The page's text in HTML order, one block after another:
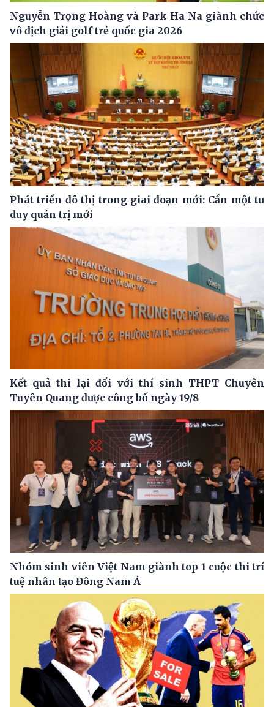
Nguyễn Trọng Hoàng và Park Ha Na giành chức
vô địch giải golf trẻ quốc gia 2026
Phát triển đô thị trong giai đoạn mới: Cần một tư
duy quản trị mới
Kết quả thi lại đối với thí sinh THPT Chuyên
Tuyên Quang được công bố ngày 19/8
Nhóm sinh viên Việt Nam giành top 1 cuộc thi trí
tuệ nhân tạo Đông Nam Á